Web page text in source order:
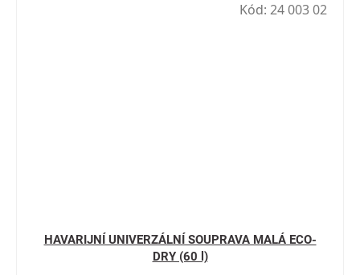
HAVARIJNÍ UNIVERZÁLNÍ SOUPRAVA MALÁ ECO-
DRY (60 l)
Kód: 24 003 02